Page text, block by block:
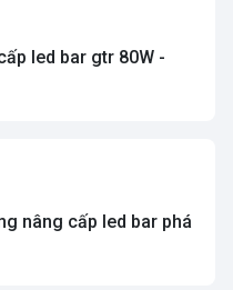
led bar gtr 80W -
nâng cấp led bar phá